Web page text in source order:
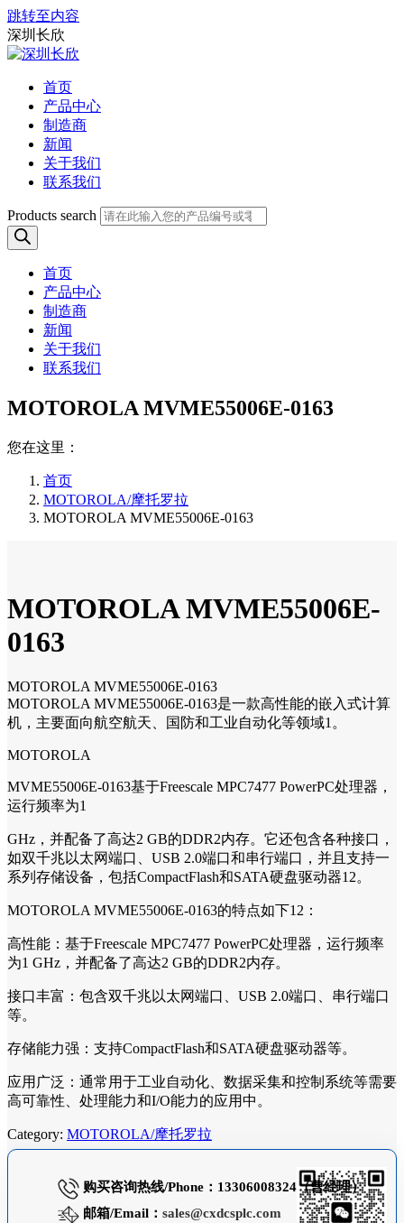
跳转至内容
深圳长欣
首页
产品中心
制造商
新闻
关于我们
联系我们
Products search
首页
产品中心
制造商
新闻
关于我们
联系我们
MOTOROLA MVME55006E-0163
您在这里：
首页
MOTOROLA/摩托罗拉
MOTOROLA MVME55006E-0163
MOTOROLA MVME55006E-
0163
MOTOROLA MVME55006E-0163
MOTOROLA MVME55006E-0163是一款高性能的嵌入式计算
机，主要面向航空航天、国防和工业自动化等领域1。
MOTOROLA
MVME55006E-0163基于Freescale MPC7477 PowerPC处理器，
运行频率为1
GHz，并配备了高达2 GB的DDR2内存。它还包含各种接口，
如双千兆以太网端口、USB 2.0端口和串行端口，并且支持一
系列存储设备，包括CompactFlash和SATA硬盘驱动器12。
MOTOROLA MVME55006E-0163的特点如下12：
高性能：基于Freescale MPC7477 PowerPC处理器，运行频率
为1 GHz，并配备了高达2 GB的DDR2内存。
接口丰富：包含双千兆以太网端口、USB 2.0端口、串行端口
等。
存储能力强：支持CompactFlash和SATA硬盘驱动器等。
应用广泛：通常用于工业自动化、数据采集和控制系统等需要
高可靠性、处理能力和I/O能力的应用中。
Category: MOTOROLA/摩托罗拉
购买咨询热线/Phone：13306008324（曹经理）
邮箱/Email： sales@cxdcsplc.com